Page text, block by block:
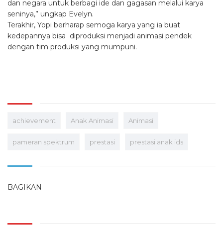
dan negara untuk berbagi ide dan gagasan melalui karya
seninya,” ungkap Evelyn.
Terakhir, Yopi berharap semoga karya yang ia buat
kedepannya bisa diproduksi menjadi animasi pendek
dengan tim produksi yang mumpuni.
achievement Anak Animasi Animasi
pameran spektrum prestasi prestasi anak ids
BAGIKAN